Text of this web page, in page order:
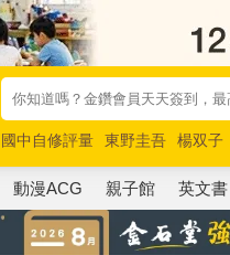
國中自修評量 東野圭吾 楊双子
唯紅花綻放
奧德賽 路邊攤新作
動漫ACG 親子館 英文書